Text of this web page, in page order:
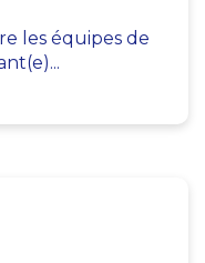
les équipes de